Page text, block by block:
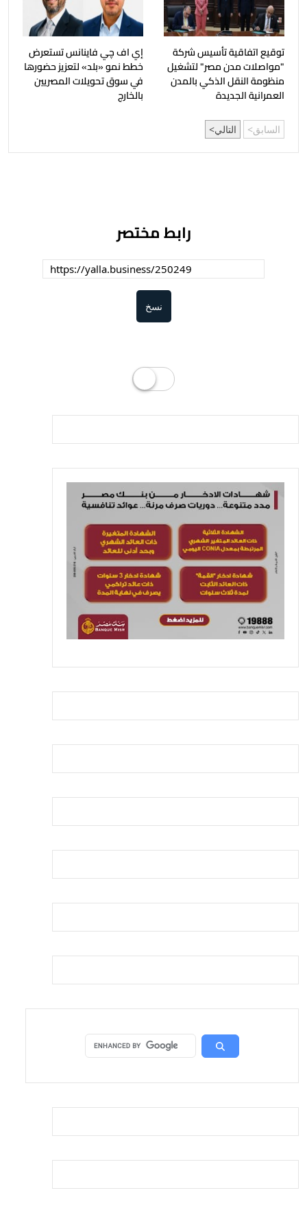
توقيع اتفاقية تأسيس شركة
"مواصلات مدن مصر" لتشغيل
منظومة النقل الذكي بالمدن
العمرانية الجديدة
إي اف چي فاينانس تستعرض
خطط نمو «بلد» لتعزيز حضورها
في سوق تحويلات المصريين
بالخارج
السابق التالي
رابط مختصر
نسخ